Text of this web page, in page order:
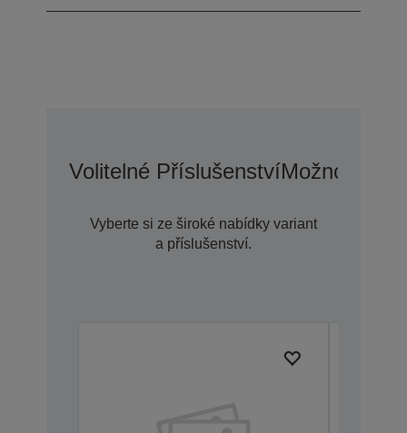
Volitelné PříslušenstvíMožnosti
Vyberte si ze široké nabídky variant
a příslušenství.